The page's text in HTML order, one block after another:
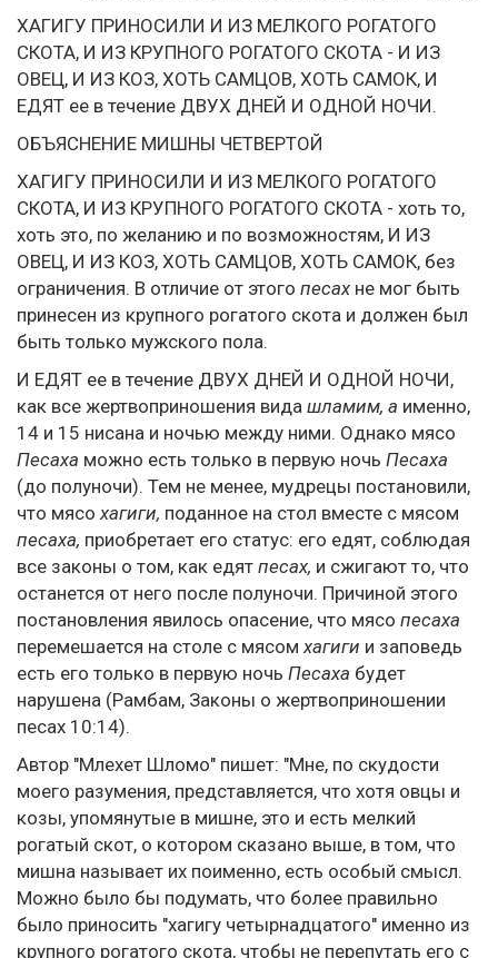
ХАГИГУ ПРИНОСИЛИ И ИЗ МЕЛКОГО РОГАТОГО
СКОТА, И ИЗ КРУПНОГО РОГАТОГО СКОТА - И ИЗ
ОВЕЦ, И ИЗ КОЗ, ХОТЬ САМЦОВ, ХОТЬ САМОК, И
ЕДЯТ ее в течение ДВУХ ДНЕЙ И ОДНОЙ НОЧИ.
ОБЪЯСНЕНИЕ МИШНЫ ЧЕТВЕРТОЙ
ХАГИГУ ПРИНОСИЛИ И ИЗ МЕЛКОГО РОГАТОГО
СКОТА, И ИЗ КРУПНОГО РОГАТОГО СКОТА - хоть то,
хоть это, по желанию и по возможностям, И ИЗ
ОВЕЦ, И ИЗ КОЗ, ХОТЬ САМЦОВ, ХОТЬ САМОК, без
ограничения. В отличие от этого песах не мог быть
принесен из крупного рогатого скота и должен был
быть только мужского пола.
И ЕДЯТ ее в течение ДВУХ ДНЕЙ И ОДНОЙ НОЧИ,
как все жертвоприношения вида шламим, а именно,
14 и 15 нисана и ночью между ними. Однако мясо
Песаха можно есть только в первую ночь Песаха
(до полуночи). Тем не менее, мудрецы постановили,
что мясохагиги, поданное на стол вместе с мясом
песаха, приобретает его статус: его едят, соблюдая
все законы о том, как едят песах, и сжигают то, что
останется от него после полуночи. Причиной этого
постановления явилось опасение, что мясо песаха
перемешается на столе с мясомхагиги и заповедь
есть его только в первую ночь Песаха будет
нарушена (Рамбам, Законы о жертвоприношении
песах 10:14).
Автор "Млехет Шломо" пишет: "Мне, по скудости
моего разумения, представляется, что хотя овцы и
козы, упомянутые в мишне, это и есть мелкий
рогатый скот, о котором сказано выше, в том, что
мишна называет их поименно, есть особый смысл.
Можно было бы подумать, что более правильно
было приносить "хагигу четырнадцатого" именно из
крупного рогатого скота, чтобы не перепутать его с